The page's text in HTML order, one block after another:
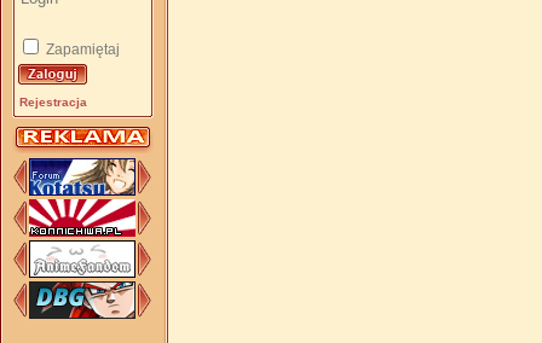
Zapamiętaj
Rejestracja